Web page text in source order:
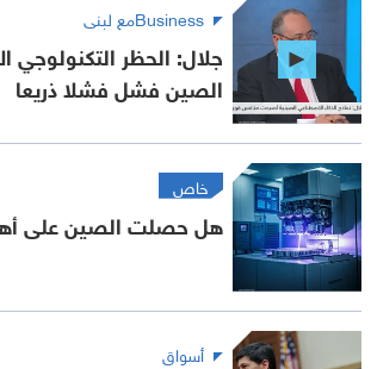
Businessمع لبنى
جلال: الحظر التكنولوجي
الصين فشل فشلا ذريعا
خاص
هل حصلت الصين على
أسواق